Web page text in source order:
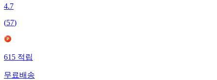
4.7
(57)
615적립
무료배송